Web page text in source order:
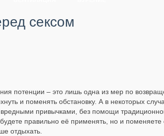
сексом
потенции – это лишь одна из мер по
и поменять обстановку. А в некоторых
привычками, без помощи
правильно её применять, но и
отдыхать.